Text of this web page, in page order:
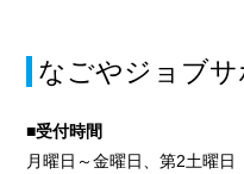
なごやジョブ
■受付時間
月曜日～金曜日、第2土曜